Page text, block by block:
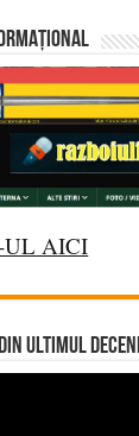
UL AICI
ULTIMUL